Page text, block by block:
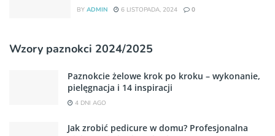
BY ADMIN 6 LISTOPADA, 2024 0
Wzory paznokci 2024/2025
Paznokcie żelowe krok po kroku – wykonanie,
pielęgnacja i 14 inspiracji
4 DNI AGO
Jak zrobić pedicure w domu? Profesjonalna